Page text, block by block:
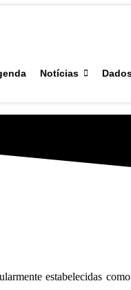
Notícias
estabelecidas